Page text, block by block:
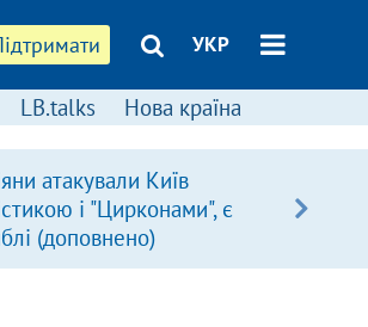
УКР
LB.talks Нова країна
атакували Київ
і "Цирконами", є
(доповнено)